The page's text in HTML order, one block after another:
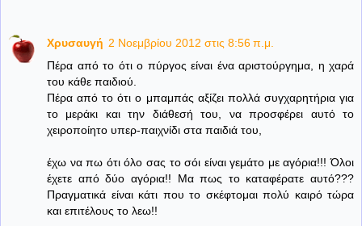
Χρυσαυγή 2 Νοεμβρίου 2012 στις 8:56 π.μ.
Πέρα από το ότι ο πύργος είναι ένα αριστούργημα, η χαρά
του κάθε παιδιού.
Πέρα από το ότι ο μπαμπάς αξίζει πολλά συγχαρητήρια για
το μεράκι και την διάθεσή του, να προσφέρει αυτό το
χειροποίητο υπερ-παιχνίδι στα παιδιά του,
έχω να πω ότι όλο σας το σόι είναι γεμάτο με αγόρια!!! Όλοι
έχετε από δύο αγόρια!! Μα πως το καταφέρατε αυτό???
Πραγματικά είναι κάτι που το σκέφτομαι πολύ καιρό τώρα
και επιτέλους το λεω!!